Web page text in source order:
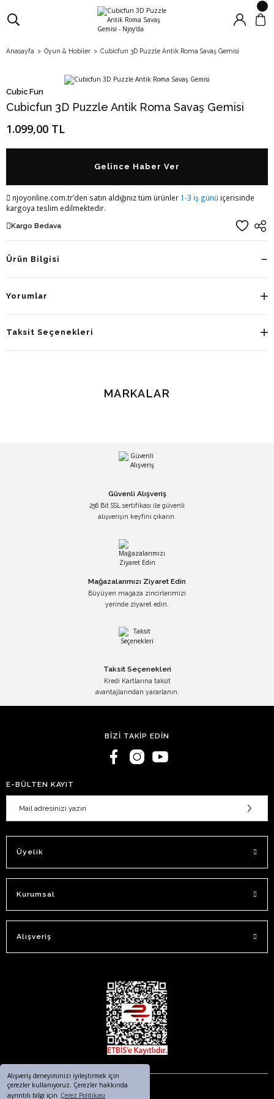
Alışveriş deneyiminizi iyileştirmek için
çerezler kullanıyoruz. Çerezler hakkında
ayrıntılı bilgi için Çerez Politikası
Anasayfa Oyun & Hobiler Cubicfun 3D Puzzle Antik Roma Savaş Gemisi
Cubic Fun
Cubicfun 3D Puzzle Antik Roma Savaş Gemisi
1.099,00 TL
Gelince Haber Ver
njoyonline.com.tr’den satın aldığınız tüm ürünler 1-3 iş günü içerisinde
kargoya teslim edilmektedir.
Kargo Bedava
Ürün Bilgisi
Yorumlar
Taksit Seçenekleri
MARKALAR
Güvenli Alışveriş
256 Bit SSL sertifikası ile güvenli
alışverişin keyfini çıkarın.
Mağazalarımızı Ziyaret Edin
Büyüyen mağaza zincirlerimizi
yerinde ziyaret edin.
Taksit Seçenekleri
Kredi Kartlarına taksit
avantajlarından yararlanın.
BİZİ TAKİP EDİN
E-BÜLTEN KAYIT
Üyelik
Kurumsal
Alışveriş